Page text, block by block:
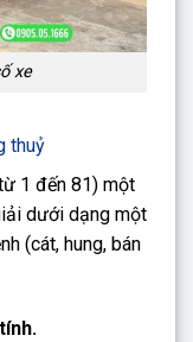
xe
thuỷ
1 đến 81) một
dưới dạng một
(cát, hung, bán